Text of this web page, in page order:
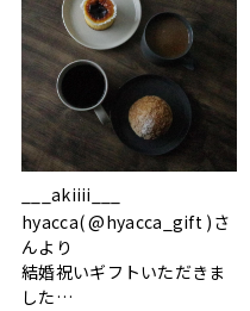
___akiiii___
hyacca( @hyacca_gift )さ
んより
結婚祝いギフトいただきま
した